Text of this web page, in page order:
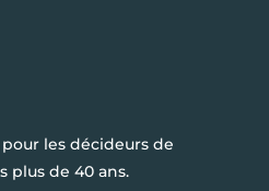
les décideurs de
plus de 40 ans.